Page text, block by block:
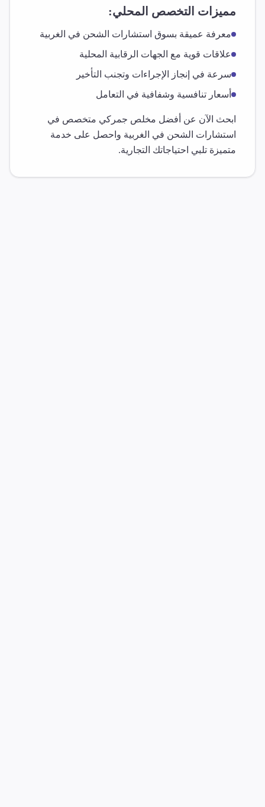
مميزات التخصص المحلي:
معرفة عميقة بسوق استشارات الشحن في الغربية
علاقات قوية مع الجهات الرقابية المحلية
سرعة في إنجاز الإجراءات وتجنب التأخير
أسعار تنافسية وشفافية في التعامل
ابحث الآن عن أفضل مخلص جمركي متخصص في
استشارات الشحن في الغربية واحصل على خدمة
متميزة تلبي احتياجاتك التجارية.